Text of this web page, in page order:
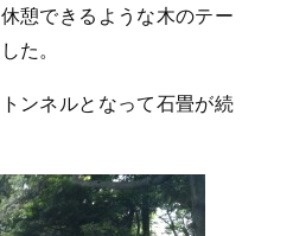
憩できるような木のテー
た。
ンネルとなって石畳が続